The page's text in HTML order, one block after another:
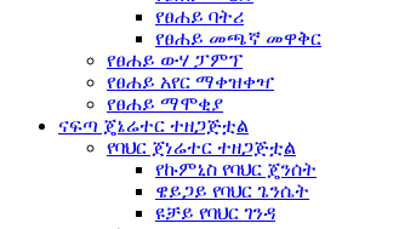
የፀሐይ ባትሪ
የፀሐይ መጫኛ መዋቅር
የፀሐይ ውሃ ፓምፕ
የፀሐይ አየር ማቀዝቀዣ
የፀሐይ ማሞቂያ
ናፍጣ ጄኔሬተር ተዘጋጅቷል
የባህር ጀነሬተር ተዘጋጅቷል
የኩምኒስ የባህር ጄንሰት
ዌይጋይ የባህር ጌንሴት
ዩቻይ የባህር ገንዳ